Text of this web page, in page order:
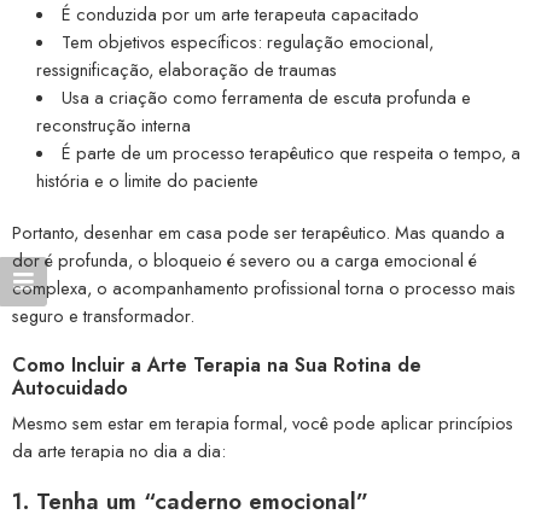
É conduzida por um arte terapeuta capacitado
Tem objetivos específicos: regulação emocional,
ressignificação, elaboração de traumas
Usa a criação como ferramenta de escuta profunda e
reconstrução interna
É parte de um processo terapêutico que respeita o tempo, a
história e o limite do paciente
Portanto, desenhar em casa pode ser terapêutico. Mas quando a
dor é profunda, o bloqueio é severo ou a carga emocional é
complexa, o acompanhamento profissional torna o processo mais
seguro e transformador.
Como Incluir a Arte Terapia na Sua Rotina de
Autocuidado
Mesmo sem estar em terapia formal, você pode aplicar princípios
da arte terapia no dia a dia:
1. Tenha um “caderno emocional”